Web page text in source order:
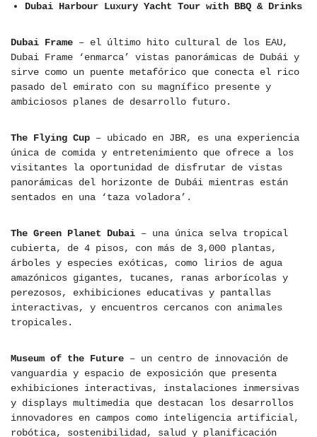
Dubai Harbour Luxury Yacht Tour with BBQ & Drinks
Dubai Frame – el último hito cultural de los EAU,
Dubai Frame ‘enmarca’ vistas panorámicas de Dubái y
sirve como un puente metafórico que conecta el rico
pasado del emirato con su magnífico presente y
ambiciosos planes de desarrollo futuro.
The Flying Cup – ubicado en JBR, es una experiencia
única de comida y entretenimiento que ofrece a los
visitantes la oportunidad de disfrutar de vistas
panorámicas del horizonte de Dubái mientras están
sentados en una ‘taza voladora’.
The Green Planet Dubai – una única selva tropical
cubierta, de 4 pisos, con más de 3,000 plantas,
árboles y especies exóticas, como lirios de agua
amazónicos gigantes, tucanes, ranas arborícolas y
perezosos, exhibiciones educativas y pantallas
interactivas, y encuentros cercanos con animales
tropicales.
Museum of the Future – un centro de innovación de
vanguardia y espacio de exposición que presenta
exhibiciones interactivas, instalaciones inmersivas
y displays multimedia que destacan los desarrollos
innovadores en campos como inteligencia artificial,
robótica, sostenibilidad, salud y planificación